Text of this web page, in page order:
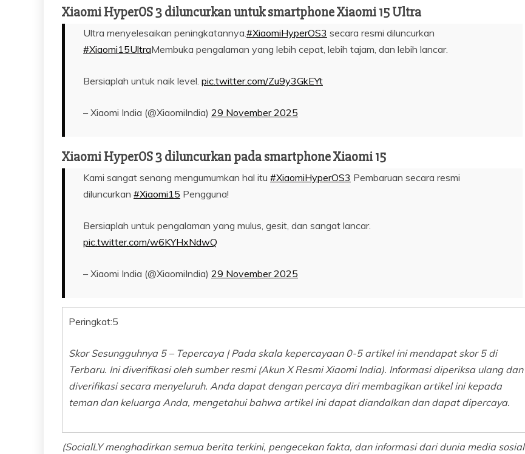
Xiaomi HyperOS 3 diluncurkan untuk smartphone Xiaomi 15 Ultra
Ultra menyelesaikan peningkatannya.#XiaomiHyperOS3 secara resmi diluncurkan
#Xiaomi15UltraMembuka pengalaman yang lebih cepat, lebih tajam, dan lebih lancar.
Bersiaplah untuk naik level. pic.twitter.com/Zu9y3GkEYt
– Xiaomi India (@XiaomiIndia) 29 November 2025
Xiaomi HyperOS 3 diluncurkan pada smartphone Xiaomi 15
Kami sangat senang mengumumkan hal itu #XiaomiHyperOS3 Pembaruan secara resmi
diluncurkan #Xiaomi15 Pengguna!
Bersiaplah untuk pengalaman yang mulus, gesit, dan sangat lancar.
pic.twitter.com/w6KYHxNdwQ
– Xiaomi India (@XiaomiIndia) 29 November 2025
Peringkat:5
Skor Sesungguhnya 5 – Tepercaya | Pada skala kepercayaan 0-5 artikel ini mendapat skor 5 di
Terbaru. Ini diverifikasi oleh sumber resmi (Akun X Resmi Xiaomi India). Informasi diperiksa ulang dan
diverifikasi secara menyeluruh. Anda dapat dengan percaya diri membagikan artikel ini kepada
teman dan keluarga Anda, mengetahui bahwa artikel ini dapat diandalkan dan dapat dipercaya.
(SocialLY menghadirkan semua berita terkini, pengecekan fakta, dan informasi dari dunia media sosial